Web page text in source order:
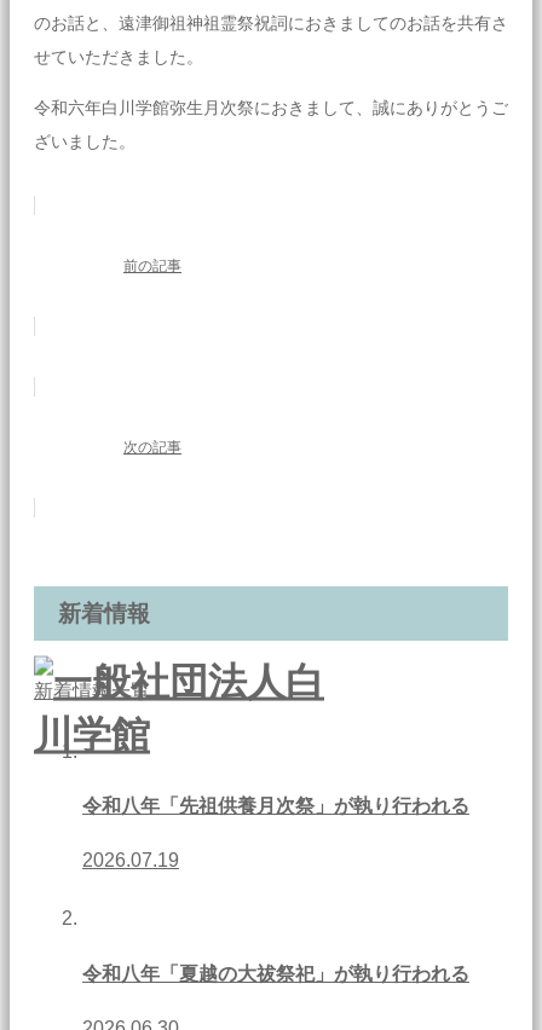
のお話と、遠津御祖神祖霊祭祝詞におきましてのお話を共有さ
せていただきました。
令和六年白川学館弥生月次祭におきまして、誠にありがとうご
ざいました。
前の記事
次の記事
新着情報
新着情報一覧
令和八年「先祖供養月次祭」が執り行われる
2026.07.19
令和八年「夏越の大祓祭祀」が執り行われる